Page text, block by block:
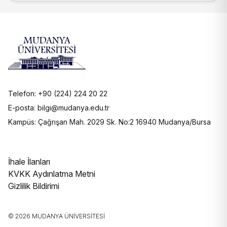
Telefon: +90 (224) 224 20 22
E-posta: bilgi@mudanya.edu.tr
Kampüs: Çağrışan Mah. 2029 Sk. No:2 16940 Mudanya/Bursa
İhale İlanları
KVKK Aydınlatma Metni
Gizlilik Bildirimi
© 2026 MUDANYA ÜNIVERSITESI